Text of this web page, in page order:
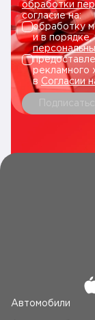
обработки
согласие на:
обработку
и в порядке,
рекламного
в Согласии
Автомобили